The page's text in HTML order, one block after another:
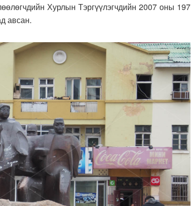
Хурлын Тэргүүлэгчдийн 2007 оны 197
авсан.